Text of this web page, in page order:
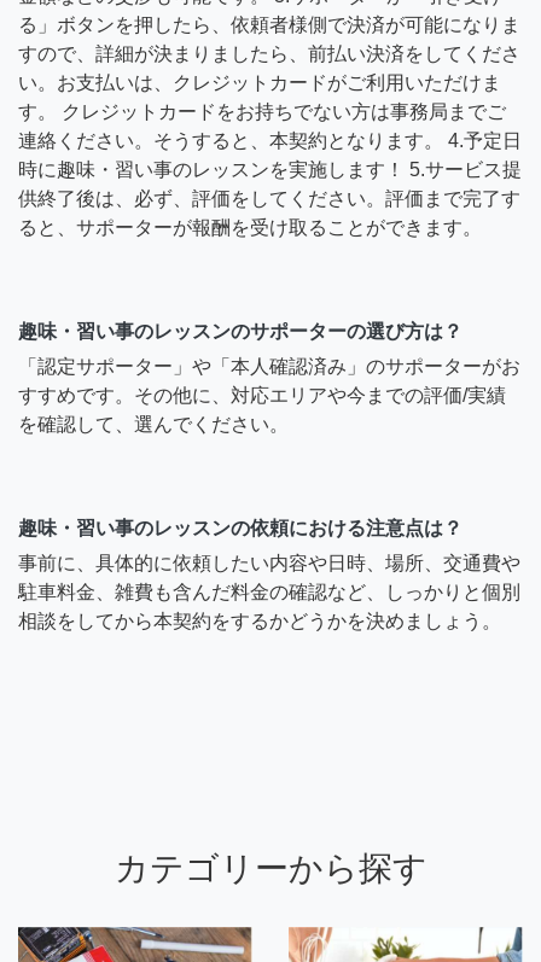
る」ボタンを押したら、依頼者様側で決済が可能になりま
すので、詳細が決まりましたら、前払い決済をしてくださ
い。お支払いは、クレジットカードがご利用いただけま
す。 クレジットカードをお持ちでない方は事務局までご
連絡ください。そうすると、本契約となります。 4.予定日
時に趣味・習い事のレッスンを実施します！ 5.サービス提
供終了後は、必ず、評価をしてください。評価まで完了す
ると、サポーターが報酬を受け取ることができます。
趣味・習い事のレッスンのサポーターの選び方は？
「認定サポーター」や「本人確認済み」のサポーターがお
すすめです。その他に、対応エリアや今までの評価/実績
を確認して、選んでください。
趣味・習い事のレッスンの依頼における注意点は？
事前に、具体的に依頼したい内容や日時、場所、交通費や
駐車料金、雑費も含んだ料金の確認など、しっかりと個別
相談をしてから本契約をするかどうかを決めましょう。
カテゴリーから探す